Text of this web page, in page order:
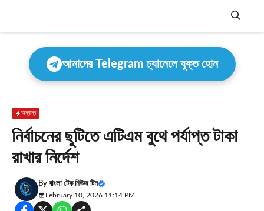
Menu
আমাদের Telegram চ্যানেলে যুক্ত হোন
অন্যান্য
নির্বাচনের ছুটিতে এটিএম বুথে পর্যাপ্ত টাকা
রাখার নির্দেশ
By বাংলা টেক নিউজ টিম
February 10, 2026 11:14 PM